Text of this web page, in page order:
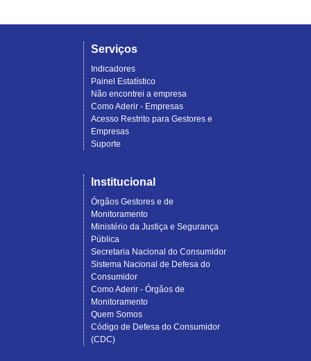
Serviços
Indicadores
Painel Estatístico
Não encontrei a empresa
Como Aderir - Empresas
Acesso Restrito para Gestores e
Empresas
Suporte
Institucional
Órgãos Gestores e de
Monitoramento
Ministério da Justiça e Segurança
Pública
Secretaria Nacional do Consumidor
Sistema Nacional de Defesa do
Consumidor
Como Aderir - Órgãos de
Monitoramento
Quem Somos
Código de Defesa do Consumidor
(CDC)